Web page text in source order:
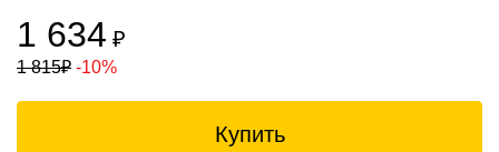
1 634 ₽
1 815₽ -10%
Купить